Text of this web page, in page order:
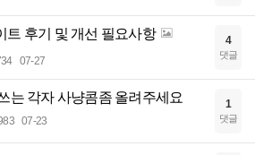
트 후기 및 개선 필요사항
07-27
4
댓글
는 각자 사냥콤좀 올려주세요
07-23
1
댓글